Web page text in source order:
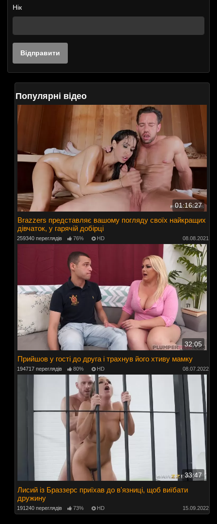
Нік
Популярні відео
01:16:27
Brazzers представляє вашому погляду своїх найкращих
дівчаток, у гарячій добірці
259340 переглядів 76% HD 08.08.2021
32:05
Прийшов у гості до друга і трахнув його хтиву мамку
194717 переглядів 80% HD 08.07.2022
33:47
Лисий із Браззерс приїхав до в'язниці, щоб виїбати
дружину
191240 переглядів 73% HD 15.09.2022